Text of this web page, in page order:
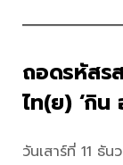
ถอดรหัสร
ไท(ย) ‘กิน
วันเสาร์ที่ 11 ธั